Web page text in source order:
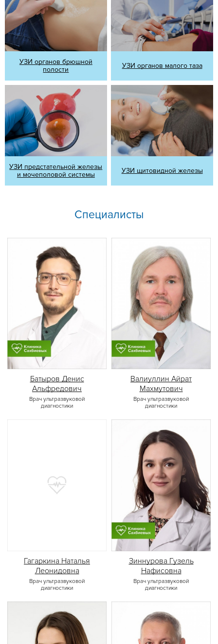
УЗИ органов брюшной
полости
УЗИ органов малого таза
УЗИ предстательной железы
и мочеполовой системы
УЗИ щитовидной железы
Специалисты
Батыров Денис
Альфредович
Врач ультразвуковой
диагностики
Валиуллин Айрат
Махмутович
Врач ультразвуковой
диагностики
Гагаркина Наталья
Леонидовна
Врач ультразвуковой
диагностики
Зиннурова Гузель
Нафисовна
Врач ультразвуковой
диагностики